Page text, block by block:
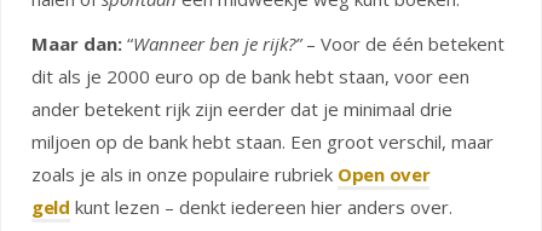
Maar dan: “Wanneer ben je rijk?”– Voor de één betekent
dit als je 2000 euro op de bank hebt staan, voor een
ander betekent rijk zijn eerder dat je minimaal drie
miljoen op de bank hebt staan. Een groot verschil, maar
zoals je als in onze populaire rubriek Open over
geld kunt lezen – denkt iedereen hier anders over.